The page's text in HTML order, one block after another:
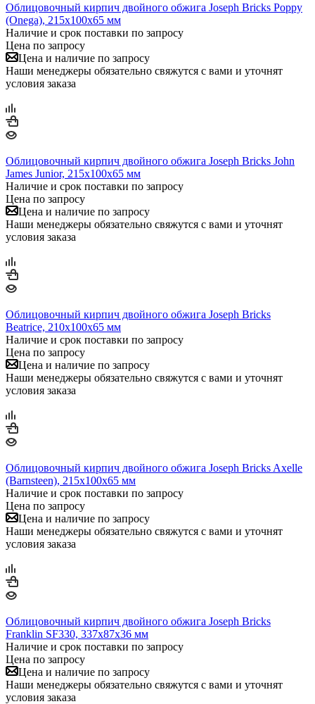
Облицовочный кирпич двойного обжига Joseph Bricks Poppy
(Onega), 215х100х65 мм
Наличие и срок поставки по запросу
Цена по запросу
Цена и наличие по запросу
Наши менеджеры обязательно свяжутся с вами и уточнят
условия заказа
Облицовочный кирпич двойного обжига Joseph Bricks John
James Junior, 215х100х65 мм
Наличие и срок поставки по запросу
Цена по запросу
Цена и наличие по запросу
Наши менеджеры обязательно свяжутся с вами и уточнят
условия заказа
Облицовочный кирпич двойного обжига Joseph Bricks
Beatrice, 210х100х65 мм
Наличие и срок поставки по запросу
Цена по запросу
Цена и наличие по запросу
Наши менеджеры обязательно свяжутся с вами и уточнят
условия заказа
Облицовочный кирпич двойного обжига Joseph Bricks Axelle
(Barnsteen), 215х100х65 мм
Наличие и срок поставки по запросу
Цена по запросу
Цена и наличие по запросу
Наши менеджеры обязательно свяжутся с вами и уточнят
условия заказа
Облицовочный кирпич двойного обжига Joseph Bricks
Franklin SF330, 337х87х36 мм
Наличие и срок поставки по запросу
Цена по запросу
Цена и наличие по запросу
Наши менеджеры обязательно свяжутся с вами и уточнят
условия заказа